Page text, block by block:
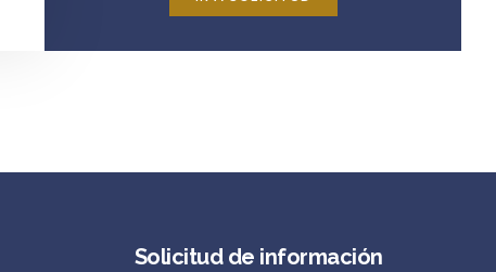
Solicitud de información